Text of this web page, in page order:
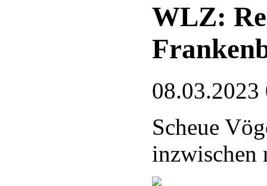
WLZ:
08.03.2023
Scheue
inzwischen